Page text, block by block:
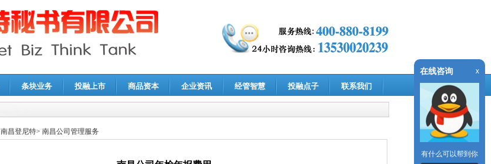
条块业务 投融上市 商品资本 企业资讯 经管智慧 投融点子 联系我们
南昌登尼特> 南昌公司管理服务
在线咨询 x
有什么可以帮到你